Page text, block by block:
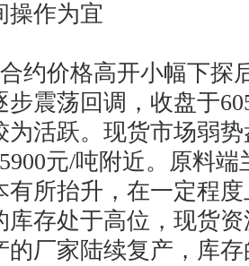
作为宜
价格高开小幅下探
步震荡回调，收盘于
为活跃。现货市场弱
元/吨附近。原料
有所抬升，在一定程
库存处于高位，现货
的厂家陆续复产，库